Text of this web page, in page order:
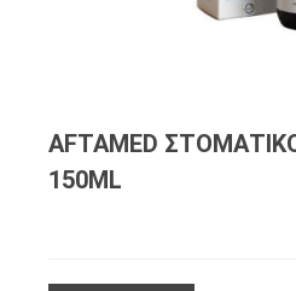
AFTAMED
150ΜL